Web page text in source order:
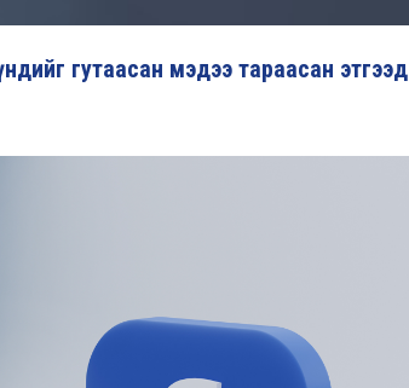
гутаасан мэдээ тараасан этгээд